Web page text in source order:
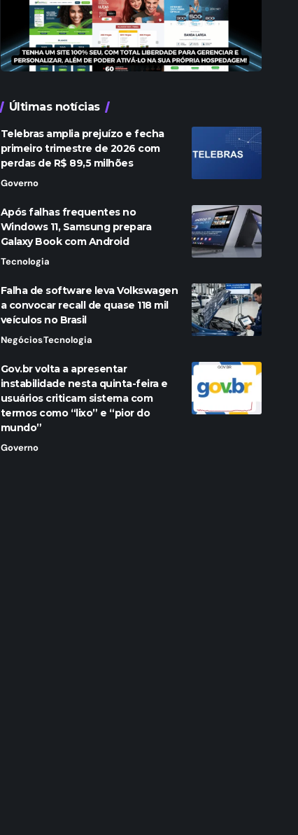
Últimas notícias
Telebras amplia prejuízo e fecha
primeiro trimestre de 2026 com
perdas de R$ 89,5 milhões
Governo
Após falhas frequentes no
Windows 11, Samsung prepara
Galaxy Book com Android
Tecnologia
Falha de software leva Volkswagen
a convocar recall de quase 118 mil
veículos no Brasil
NegóciosTecnologia
Gov.br volta a apresentar
instabilidade nesta quinta-feira e
usuários criticam sistema com
termos como “lixo” e “pior do
mundo”
Governo